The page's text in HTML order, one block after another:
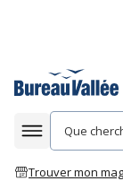
Afficher la
Trouver mon